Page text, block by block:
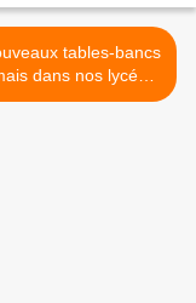
tables-bancs
dans nos lycées!
>